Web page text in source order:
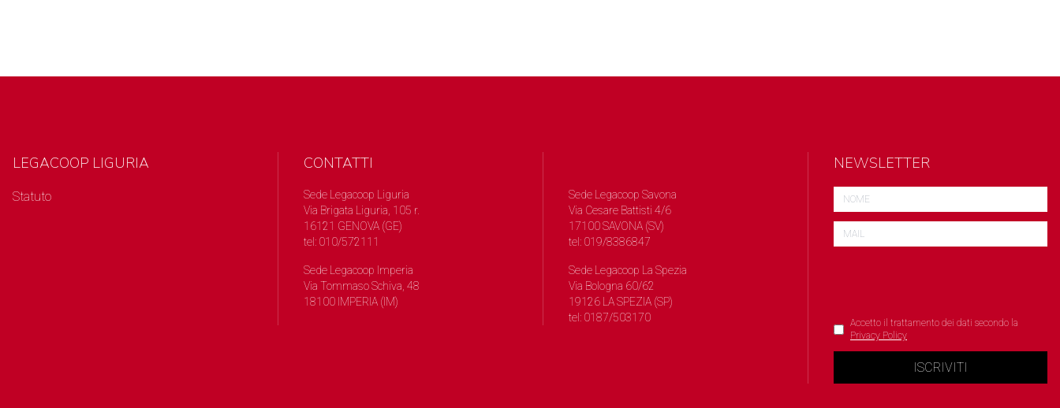
LEGACOOP LIGURIA
Statuto
CONTATTI
Sede Legacoop Liguria
Via Brigata Liguria, 105 r.
16121 GENOVA (GE)
tel: 010/572111
Sede Legacoop Imperia
Via Tommaso Schiva, 48
18100 IMPERIA (IM)
Sede Legacoop Savona
Via Cesare Battisti 4/6
17100 SAVONA (SV)
tel: 019/8386847
Sede Legacoop La Spezia
Via Bologna 60/62
19126 LA SPEZIA (SP)
tel: 0187/503170
NEWSLETTER
Accetto il trattamento dei dati secondo la
Privacy Policy
ISCRIVITI